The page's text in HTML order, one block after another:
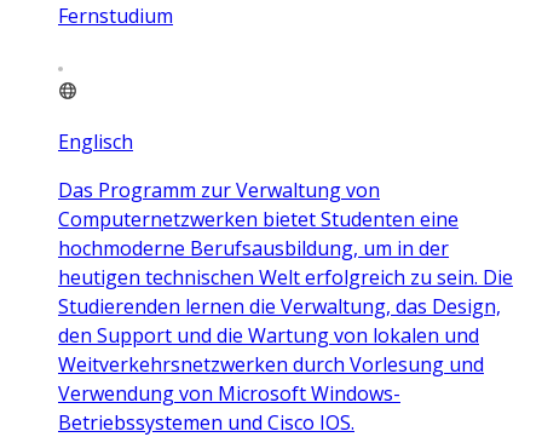
Fernstudium
Englisch
Das Programm zur Verwaltung von
Computernetzwerken bietet Studenten eine
hochmoderne Berufsausbildung, um in der
heutigen technischen Welt erfolgreich zu sein. Die
Studierenden lernen die Verwaltung, das Design,
den Support und die Wartung von lokalen und
Weitverkehrsnetzwerken durch Vorlesung und
Verwendung von Microsoft Windows-
Betriebssystemen und Cisco IOS.